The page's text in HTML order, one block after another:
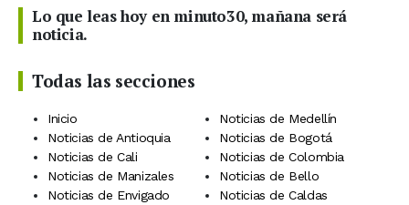
Lo que leas hoy en minuto30, mañana será
noticia.
Todas las secciones
Inicio
Noticias de Medellín
Noticias de Antioquia
Noticias de Bogotá
Noticias de Cali
Noticias de Colombia
Noticias de Manizales
Noticias de Bello
Noticias de Envigado
Noticias de Caldas